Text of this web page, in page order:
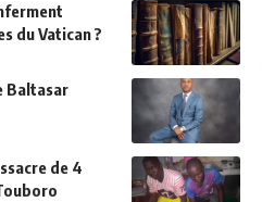
du Vatican ?
Baltasar
de 4